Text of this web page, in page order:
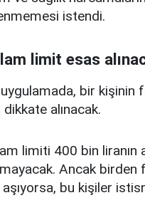
istendi.
limit esas
bir kişinin
alınacak.
limiti 400 bin liranın
Ancak birden
aşıyorsa, bu kişiler